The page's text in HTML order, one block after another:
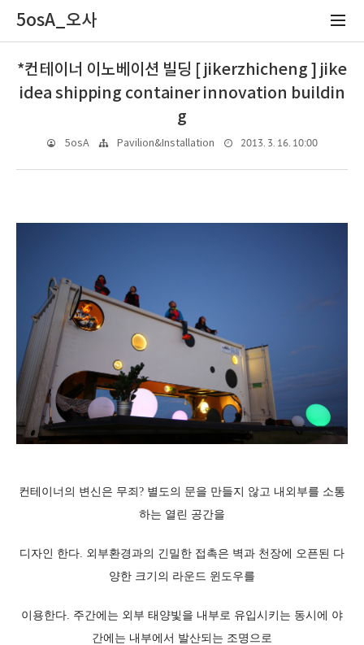
5osA_오사
*컨테이너 이노베이션 빌딩 [ jikerzhicheng ] jike
idea shipping container innovation buildin
g
5osA Pavilion&Installation 2013. 3. 16. 10:00
컨테이너의 변신은 무죄? 별도의 문을 만들지 않고 내외부를 소통
하는 열린 공간을
디자인 한다. 외부환경과의 긴밀한 접촉은 벽과 천장에 오픈된 다
양한 크기의 라운드 윈도우를
이용한다. 주간에는 외부 태양빛을 내부로 유입시키는 동시에 야
간에는 내부에서 발산되는 조명으로